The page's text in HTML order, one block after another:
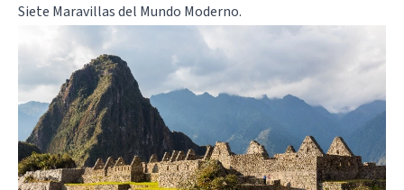
Siete Maravillas del Mundo Moderno.